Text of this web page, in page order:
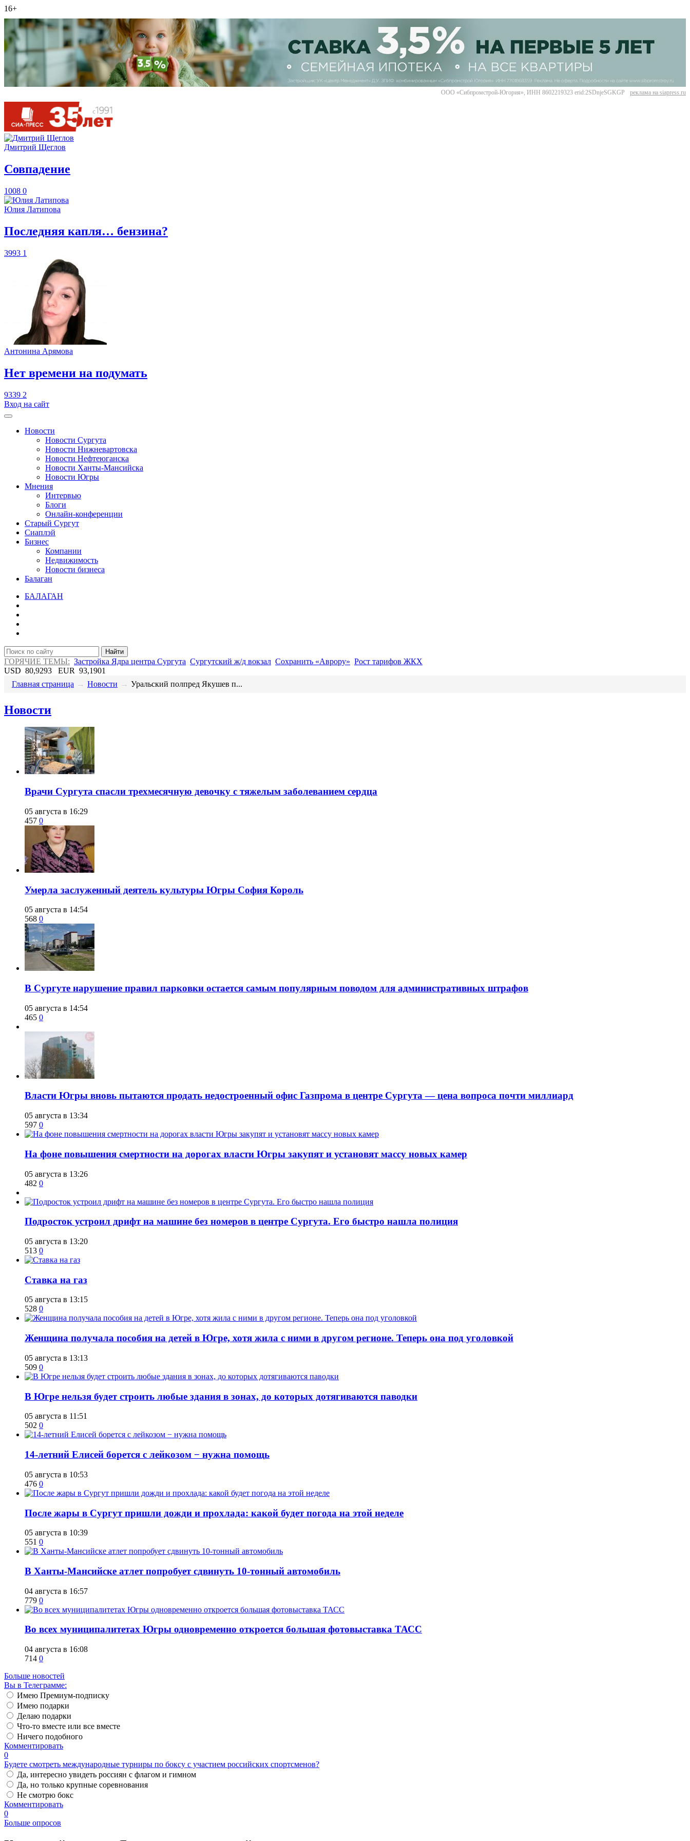
16+
ООО «Сибпромстрой-Югория», ИНН 8602219323 erid:2SDnjeSGKGP реклама на siapress.ru
Дмитрий Щеглов
​Совпадение
1008 0
Юлия Латипова
​Последняя капля… бензина?
3993 1
Антонина Арямова
​Нет времени на подумать
9339 2
Вход на сайт
Новости
Новости Сургута
Новости Нижневартовска
Новости Нефтеюганска
Новости Ханты-Мансийска
Новости Югры
Мнения
Интервью
Блоги
Онлайн-конференции
Старый Сургут
Сиаплэй
Бизнес
Компании
Недвижимость
Новости бизнеса
Балаган
БАЛАГАН
Найти
ГОРЯЧИЕ ТЕМЫ: Застройка Ядра центра Сургута Сургутский ж/д вокзал Сохранить «Аврору» Рост тарифов ЖКХ
USD 80,9293 EUR 93,1901
Главная страница → Новости → Уральский полпред Якушев п...
Новости
​Врачи Сургута спасли трехмесячную девочку с тяжелым заболеванием сердца
05 августа в 16:29
457 0
​Умерла заслуженный деятель культуры Югры София Король
05 августа в 14:54
568 0
В Сургуте нарушение правил парковки остается самым популярным поводом для административных штрафов
05 августа в 14:54
465 0
Власти Югры вновь пытаются продать недостроенный офис Газпрома в центре Сургута — цена вопроса почти миллиард
05 августа в 13:34
597 0
На фоне повышения смертности на дорогах власти Югры закупят и установят массу новых камер
05 августа в 13:26
482 0
Подросток устроил дрифт на машине без номеров в центре Сургута. Его быстро нашла полиция
05 августа в 13:20
513 0
Ставка на газ
05 августа в 13:15
528 0
Женщина получала пособия на детей в Югре, хотя жила с ними в другом регионе. Теперь она под уголовкой
05 августа в 13:13
509 0
В Югре нельзя будет строить любые здания в зонах, до которых дотягиваются паводки
05 августа в 11:51
502 0
14-летний Елисей борется с лейкозом − нужна помощь
05 августа в 10:53
476 0
​После жары в Сургут пришли дожди и прохлада: какой будет погода на этой неделе
05 августа в 10:39
551 0
​В Ханты-Мансийске атлет попробует сдвинуть 10-тонный автомобиль
04 августа в 16:57
779 0
Во всех муниципалитетах Югры одновременно откроется большая фотовыставка ТАСС
04 августа в 16:08
714 0
Больше новостей
Вы в Телеграмме:
Имею Премиум-подписку
Имею подарки
Делаю подарки
Что-то вместе или все вместе
Ничего подобного
Комментировать
0
Будете смотреть международные турниры по боксу с участием российских спортсменов?
Да, интересно увидеть россиян с флагом и гимном
Да, но только крупные соревнования
Не смотрю бокс
Комментировать
0
Больше опросов